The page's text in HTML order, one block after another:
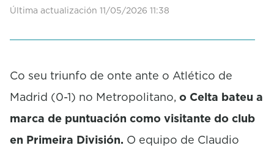
Última actualización 11/05/2026 11:38
Co seu triunfo de onte ante o Atlético de
Madrid (0-1) no Metropolitano, o Celta bateu a
marca de puntuación como visitante do club
en Primeira División. O equipo de Claudio